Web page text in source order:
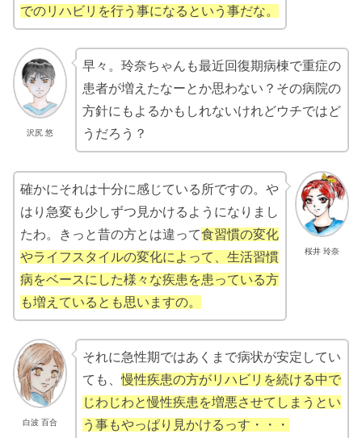
でのリハビリを行う事になるという事だな。
沢尻 悠
早々。玲奈ちゃんも最近回復期病棟で重症の
患者が増えたなーとか思わない？その病院の
方針にもよるかもしれないけれどウチではど
うだろう？
桜井 玲奈
確かにそれは十分に感じている所ですの。や
はり急変も少しずつ見かけるようになりまし
たわ。きっと昔の方とは違って食習慣の変化
やライフスタイルの変化によって、生活習慣
病をベースにした様々な疾患を患っている方
も増えているとも思いますの。
白波 百合
それに急性期ではあくまで病状が安定してい
ても、慢性疾患の方がリハビリを続ける中で
じわじわと慢性疾患を増悪させてしまうとい
う事もやっぱり見かけるっす・・・